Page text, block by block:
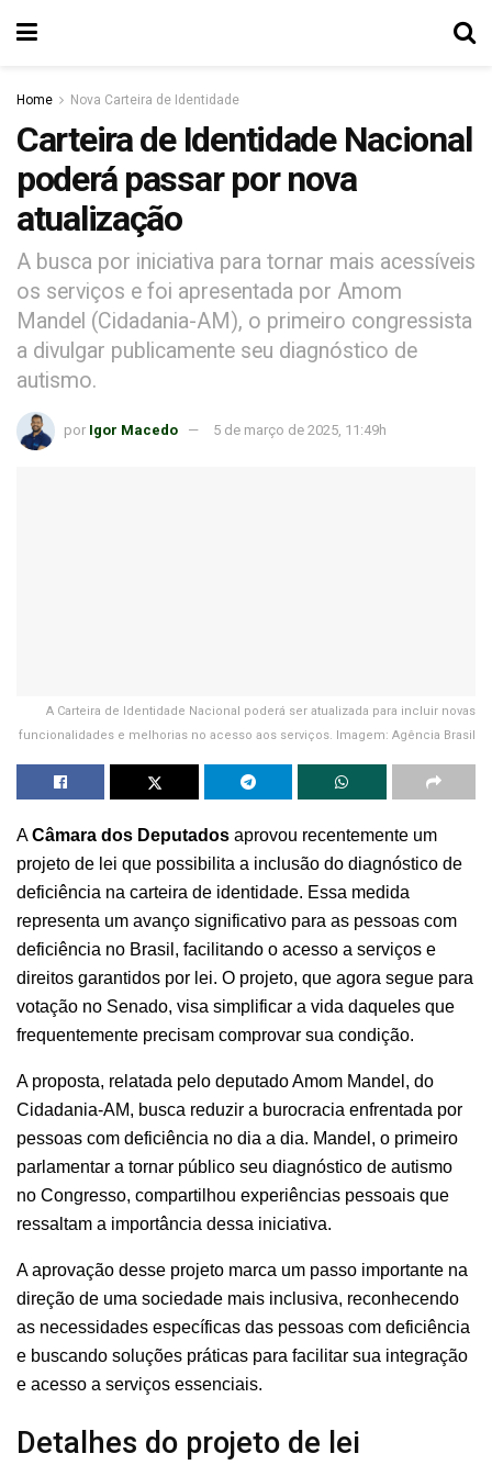
Home Nova Carteira de Identidade
Carteira de Identidade Nacional
poderá passar por nova
atualização
A busca por iniciativa para tornar mais acessíveis
os serviços e foi apresentada por Amom
Mandel (Cidadania-AM), o primeiro congressista
a divulgar publicamente seu diagnóstico de
autismo.
por Igor Macedo 5 de março de 2025, 11:49h
A Carteira de Identidade Nacional poderá ser atualizada para incluir novas
funcionalidades e melhorias no acesso aos serviços. Imagem: Agência Brasil
ACâmara dos Deputados aprovou recentemente um
projeto de lei que possibilita a inclusão do diagnóstico de
deficiência na carteira de identidade. Essa medida
representa um avanço significativo para as pessoas com
deficiência no Brasil, facilitando o acesso a serviços e
direitos garantidos por lei. O projeto, que agora segue para
votação no Senado, visa simplificar a vida daqueles que
frequentemente precisam comprovar sua condição.
A proposta, relatada pelo deputado Amom Mandel, do
Cidadania-AM, busca reduzir a burocracia enfrentada por
pessoas com deficiência no dia a dia. Mandel, o primeiro
parlamentar a tornar público seu diagnóstico de autismo
no Congresso, compartilhou experiências pessoais que
ressaltam a importância dessa iniciativa.
A aprovação desse projeto marca um passo importante na
direção de uma sociedade mais inclusiva, reconhecendo
as necessidades específicas das pessoas com deficiência
e buscando soluções práticas para facilitar sua integração
e acesso a serviços essenciais.
Detalhes do projeto de lei